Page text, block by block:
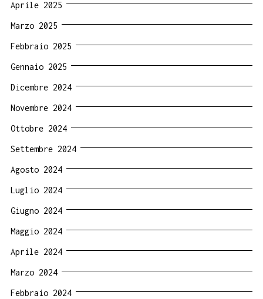
Aprile 2025
Marzo 2025
Febbraio 2025
Gennaio 2025
Dicembre 2024
Novembre 2024
Ottobre 2024
Settembre 2024
Agosto 2024
Luglio 2024
Giugno 2024
Maggio 2024
Aprile 2024
Marzo 2024
Febbraio 2024